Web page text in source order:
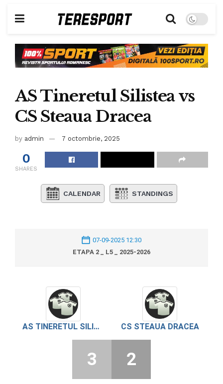
AS Tineretul Silistea vs
CS Steaua Dracea
by admin 7 octombrie, 2025
0
SHARES
CALENDAR STANDINGS
07-09-2025 12:30
ETAPA 2 _ L5 _ 2025-2026
AS TINERETUL SILISTEA CS STEAUA DRACEA
3 2